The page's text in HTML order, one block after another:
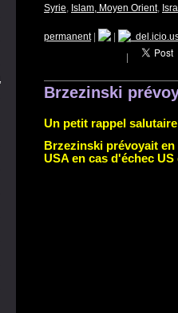
Syrie, Islam, Moyen Orient,
permanent|
Brzezinski
Un petit rappel
Brzezinski prévoyait
USA en cas d'échec